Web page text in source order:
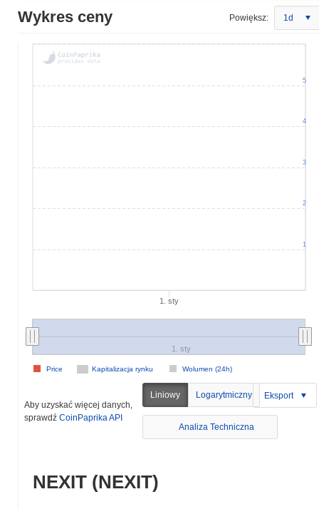
Wykres ceny Powiększ: 1d
1. sty
Kapitalizacja rynku Wolumen (24h)
Price
1. sty
1
2
3
4
5
Aby uzyskać więcej danych,
sprawdź CoinPaprika API
Liniowy Logarytmiczny Eksport
Analiza Techniczna
NEXIT (NEXIT)